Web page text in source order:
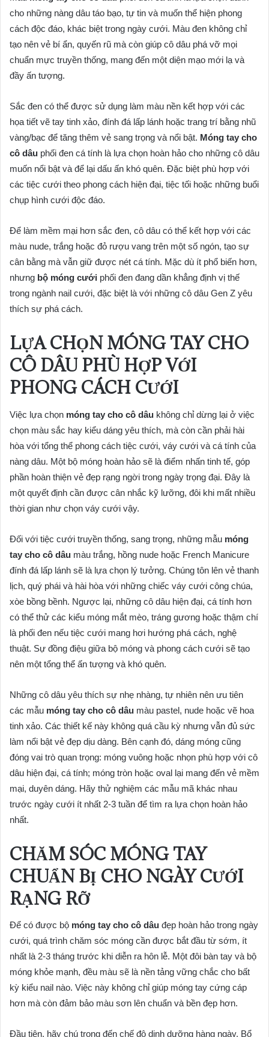
cho những nàng dâu táo bạo, tự tin và muốn thể hiện phong
cách độc đáo, khác biệt trong ngày cưới. Màu đen không chỉ
tạo nên vẻ bí ẩn, quyến rũ mà còn giúp cô dâu phá vỡ mọi
chuẩn mực truyền thống, mang đến một diện mạo mới lạ và
đầy ấn tượng.
Sắc đen có thể được sử dụng làm màu nền kết hợp với các
họa tiết vẽ tay tinh xảo, đính đá lấp lánh hoặc trang trí bằng nhũ
vàng/bạc để tăng thêm vẻ sang trọng và nổi bật. Móng tay cho
cô dâu phối đen cá tính là lựa chọn hoàn hảo cho những cô dâu
muốn nổi bật và để lại dấu ấn khó quên. Đặc biệt phù hợp với
các tiệc cưới theo phong cách hiện đại, tiệc tối hoặc những buổi
chụp hình cưới độc đáo.
Để làm mềm mại hơn sắc đen, cô dâu có thể kết hợp với các
màu nude, trắng hoặc đỏ rượu vang trên một số ngón, tạo sự
cân bằng mà vẫn giữ được nét cá tính. Mặc dù ít phổ biến hơn,
nhưng bộ móng cưới phối đen đang dần khẳng định vị thế
trong ngành nail cưới, đặc biệt là với những cô dâu Gen Z yêu
thích sự phá cách.
LỰA CHỌN MÓNG TAY CHO
CÔ DÂU PHÙ HỢP VỚI
PHONG CÁCH CƯỚI
Việc lựa chọn móng tay cho cô dâu không chỉ dừng lại ở việc
chọn màu sắc hay kiểu dáng yêu thích, mà còn cần phải hài
hòa với tổng thể phong cách tiệc cưới, váy cưới và cá tính của
nàng dâu. Một bộ móng hoàn hảo sẽ là điểm nhấn tinh tế, góp
phần hoàn thiện vẻ đẹp rạng ngời trong ngày trọng đại. Đây là
một quyết định cần được cân nhắc kỹ lưỡng, đôi khi mất nhiều
thời gian như chọn váy cưới vậy.
Đối với tiệc cưới truyền thống, sang trọng, những mẫu móng
tay cho cô dâu màu trắng, hồng nude hoặc French Manicure
đính đá lấp lánh sẽ là lựa chọn lý tưởng. Chúng tôn lên vẻ thanh
lịch, quý phái và hài hòa với những chiếc váy cưới công chúa,
xòe bồng bềnh. Ngược lại, những cô dâu hiện đại, cá tính hơn
có thể thử các kiểu móng mắt mèo, tráng gương hoặc thậm chí
là phối đen nếu tiệc cưới mang hơi hướng phá cách, nghệ
thuật. Sự đồng điệu giữa bộ móng và phong cách cưới sẽ tạo
nên một tổng thể ấn tượng và khó quên.
Những cô dâu yêu thích sự nhẹ nhàng, tự nhiên nên ưu tiên
các mẫu móng tay cho cô dâu màu pastel, nude hoặc vẽ hoa
tinh xảo. Các thiết kế này không quá cầu kỳ nhưng vẫn đủ sức
làm nổi bật vẻ đẹp dịu dàng. Bên cạnh đó, dáng móng cũng
đóng vai trò quan trọng: móng vuông hoặc nhọn phù hợp với cô
dâu hiện đại, cá tính; móng tròn hoặc oval lại mang đến vẻ mềm
mại, duyên dáng. Hãy thử nghiệm các mẫu mã khác nhau
trước ngày cưới ít nhất 2-3 tuần để tìm ra lựa chọn hoàn hảo
nhất.
CHĂM SÓC MÓNG TAY
CHUẨN BỊ CHO NGÀY CƯỚI
RẠNG RỠ
Để có được bộ móng tay cho cô dâu đẹp hoàn hảo trong ngày
cưới, quá trình chăm sóc móng cần được bắt đầu từ sớm, ít
nhất là 2-3 tháng trước khi diễn ra hôn lễ. Một đôi bàn tay và bộ
móng khỏe mạnh, đều màu sẽ là nền tảng vững chắc cho bất
kỳ kiểu nail nào. Việc này không chỉ giúp móng tay cứng cáp
hơn mà còn đảm bảo màu sơn lên chuẩn và bền đẹp hơn.
Đầu tiên, hãy chú trọng đến chế độ dinh dưỡng hàng ngày. Bổ